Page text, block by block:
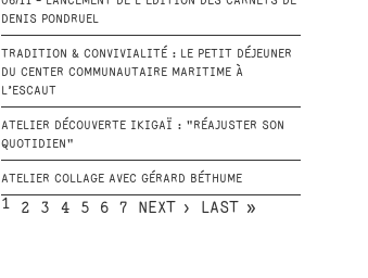
DENIS PONDRUEL
TRADITION & CONVIVIALITÉ : LE PETIT DÉJEUNER
DU CENTER COMMUNAUTAIRE MARITIME À
L’ESCAUT
ATELIER DÉCOUVERTE IKIGAÏ : "RÉAJUSTER SON
QUOTIDIEN"
ATELIER COLLAGE AVEC GÉRARD BÉTHUME
1 2 3 4 5 6 7 NEXT › LAST »